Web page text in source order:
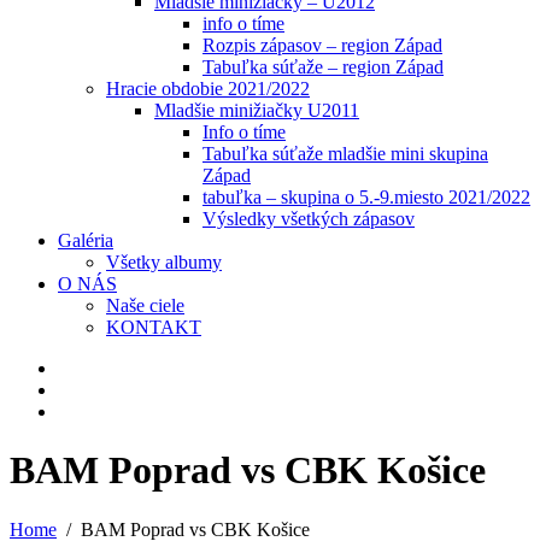
info o tíme
Rozpis zápasov – region Západ
Tabuľka súťaže – region Západ
Hracie obdobie 2021/2022
Mladšie minižiačky U2011
Info o tíme
Tabuľka súťaže mladšie mini skupina
Západ
tabuľka – skupina o 5.-9.miesto 2021/2022
Výsledky všetkých zápasov
Galéria
Všetky albumy
O NÁS
Naše ciele
KONTAKT
BAM Poprad vs CBK Košice
Home BAM Poprad vs CBK Košice